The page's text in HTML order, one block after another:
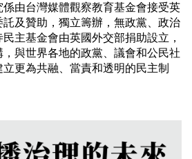
由台灣媒體觀察教育基金會接受英
及贊助，獨立籌辦，無政黨、政治
主基金會由英國外交部捐助設立，
與世界各地的政黨、議會和公民社
更為共融、當責和透明的民主制